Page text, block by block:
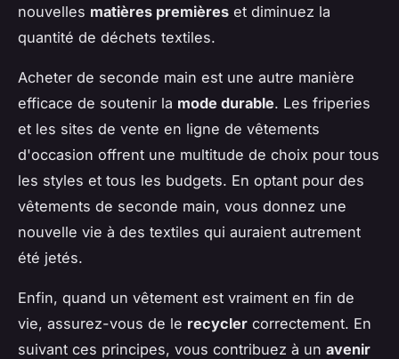
nouvelles matières premières et diminuez la
quantité de déchets textiles.
Acheter de seconde main est une autre manière
efficace de soutenir la mode durable. Les friperies
et les sites de vente en ligne de vêtements
d'occasion offrent une multitude de choix pour tous
les styles et tous les budgets. En optant pour des
vêtements de seconde main, vous donnez une
nouvelle vie à des textiles qui auraient autrement
été jetés.
Enfin, quand un vêtement est vraiment en fin de
vie, assurez-vous de le recycler correctement. En
suivant ces principes, vous contribuez à un avenir